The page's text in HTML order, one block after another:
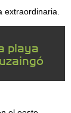
extraordinaria.
playa